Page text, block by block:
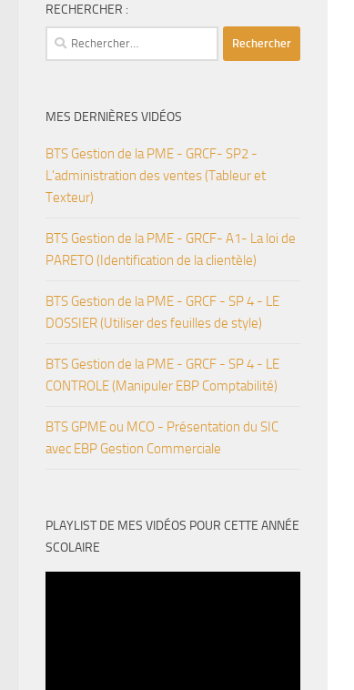
RECHERCHER :
Rechercher :
MES DERNIÈRES VIDÉOS
BTS Gestion de la PME - GRCF- SP2 -
L'administration des ventes (Tableur et
Texteur)
BTS Gestion de la PME - GRCF- A1- La loi de
PARETO (Identification de la clientèle)
BTS Gestion de la PME - GRCF - SP 4 - LE
DOSSIER (Utiliser des feuilles de style)
BTS Gestion de la PME - GRCF - SP 4 - LE
CONTROLE (Manipuler EBP Comptabilité)
BTS GPME ou MCO - Présentation du SIC
avec EBP Gestion Commerciale
PLAYLIST DE MES VIDÉOS POUR CETTE ANNÉE
SCOLAIRE